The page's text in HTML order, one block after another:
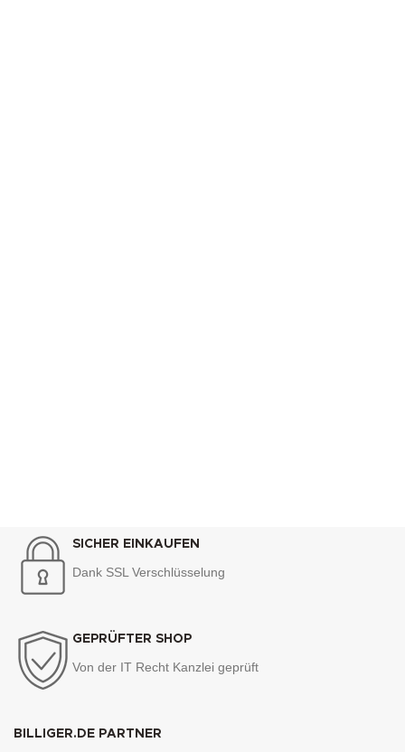
SICHER EINKAUFEN
Dank SSL Verschlüsselung
GEPRÜFTER SHOP
Von der IT Recht Kanzlei geprüft
BILLIGER.DE PARTNER